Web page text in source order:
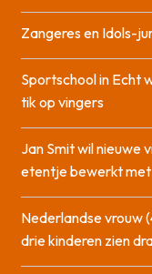
Zangeres en Idols-
Sportschool in Echt
tik op vingers
Jan Smit wil nieuwe
etentje bewerkt
Nederlandse vrouw
drie kinderen zien